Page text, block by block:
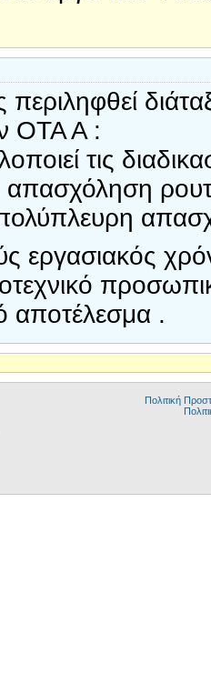
ΟΤΑ Α :
τις
εργασιακός
αποτέλεσμα .
Πολιτική